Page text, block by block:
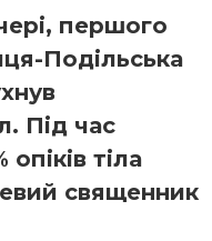
першого
Подільська
Під час
тіла
священник